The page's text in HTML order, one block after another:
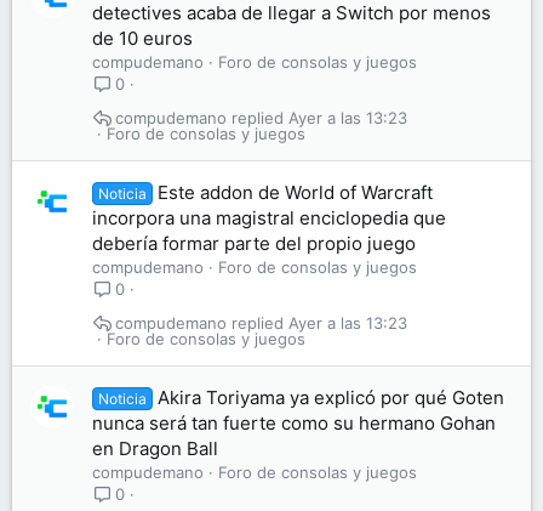
detectives acaba de llegar a Switch por menos
de 10 euros
compudemano
Foro de consolas y juegos
0
Foro de consolas y juegos
Ayer a las 13:23
compudemano
Noticia
Este addon de World of Warcraft
incorpora una magistral enciclopedia que
debería formar parte del propio juego
compudemano
Foro de consolas y juegos
0
Foro de consolas y juegos
Ayer a las 13:23
compudemano
Noticia
Akira Toriyama ya explicó por qué Goten
nunca será tan fuerte como su hermano Gohan
en Dragon Ball
compudemano
Foro de consolas y juegos
0